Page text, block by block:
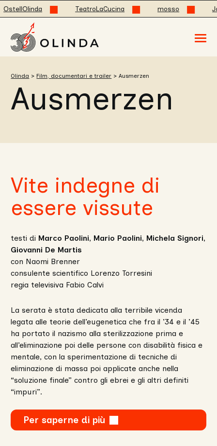
TeatroLaCucina mosso
menu
menu
Olinda > Film, documentari e trailer >Ausmerzen
Ausmerzen
Vite indegne di
essere vissute
testi di Marco Paolini, Mario Paolini, Michela Signori,
Giovanni De Martis
con Naomi Brenner
consulente scientifico Lorenzo Torresini
regia televisiva Fabio Calvi
La serata è stata dedicata alla terribile vicenda
legata alle teorie dell’eugenetica che fra il ’34 e il ’45
ha portato il nazismo alla sterilizzazione prima e
all’eliminazione poi delle persone con disabilità fisica e
mentale, con la sperimentazione di tecniche di
eliminazione di massa poi applicate anche nella
“soluzione finale” contro gli ebrei e gli altri definiti
“impuri”.
Per saperne di più